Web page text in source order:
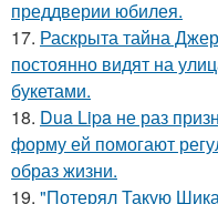
преддверии юбилея.
17. Раскрыта тайна
постоянно видят на
букетами.
18. Dua Lipa не раз
форму ей помогают
образ жизни.
19. "Потерял Такую